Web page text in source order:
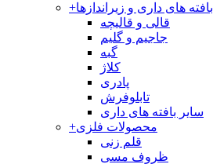
+بافته های داری و زیراندازها
قالی و قالیچه
جاجیم و گلیم
گبه
کلاژ
پادری
تابلوفرش
سایر بافته های داری
+محصولات فلزی
قلم زنی
ظروف مسی